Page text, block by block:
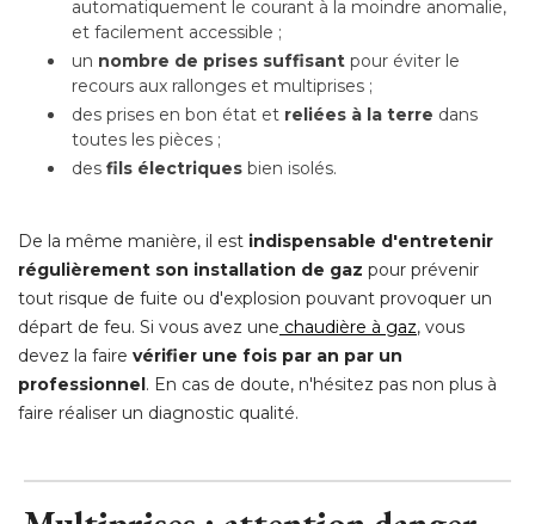
automatiquement le courant à la moindre anomalie,
et facilement accessible ;
un nombre de prises suffisant pour éviter le
recours aux rallonges et multiprises ;
des prises en bon état et reliées à la terre dans
toutes les pièces ;
des fils électriques bien isolés.
De la même manière, il est indispensable d'entretenir
régulièrement son installation de gaz pour prévenir
tout risque de fuite ou d'explosion pouvant provoquer un
départ de feu. Si vous avez une chaudière à gaz, vous
devez la faire vérifier une fois par an par un
professionnel. En cas de doute, n'hésitez pas non plus à
faire réaliser un diagnostic qualité.